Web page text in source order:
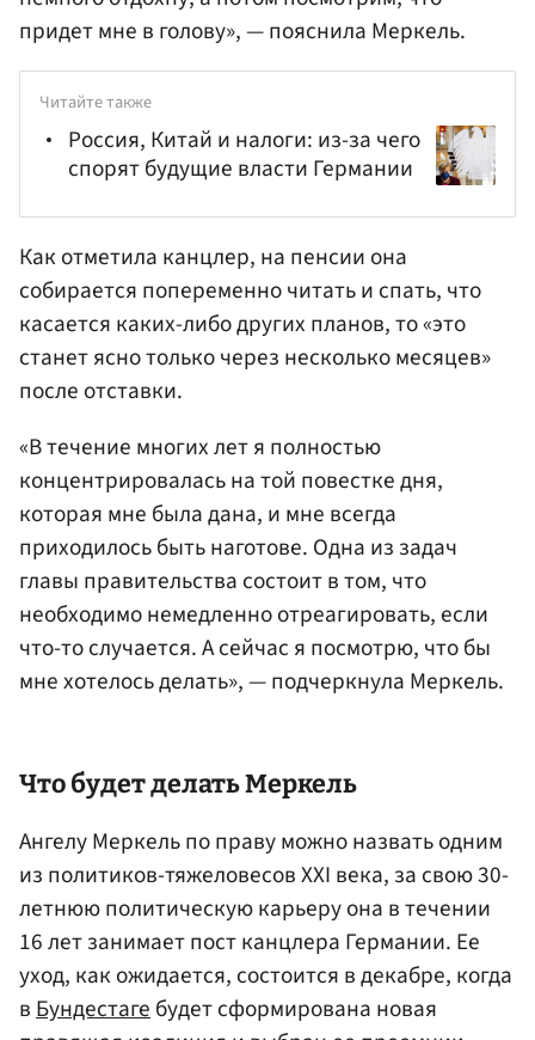
придет мне в голову», — пояснила Меркель.
Читайте также
Россия, Китай и налоги: из-за чего
спорят будущие власти Германии
Как отметила канцлер, на пенсии она
собирается попеременно читать и спать, что
касается каких-либо других планов, то «это
станет ясно только через несколько месяцев»
после отставки.
«В течение многих лет я полностью
концентрировалась на той повестке дня,
которая мне была дана, и мне всегда
приходилось быть наготове. Одна из задач
главы правительства состоит в том, что
необходимо немедленно отреагировать, если
что-то случается. А сейчас я посмотрю, что бы
мне хотелось делать», — подчеркнула Меркель.
Что будет делать Меркель
Ангелу Меркель по праву можно назвать одним
из политиков-тяжеловесов XXI века, за свою 30-
летнюю политическую карьеру она в течении
16 лет занимает пост канцлера Германии. Ее
уход, как ожидается, состоится в декабре, когда
вБундестагебудет сформирована новая